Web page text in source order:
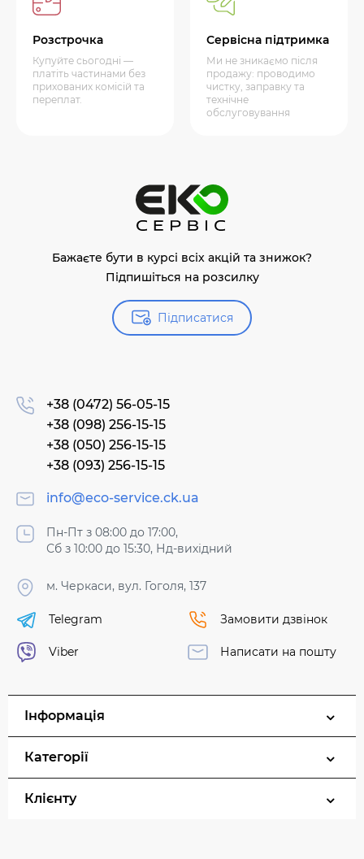
Розстрочка
Купуйте сьогодні —
платіть частинами без
прихованих комісій та
переплат.
Сервісна підтримка
Ми не зникаємо після
продажу: проводимо
чистку, заправку та
технічне
обслуговування
Бажаєте бути в курсі всіх акцій та знижок?
Підпишіться на розсилку
Підписатися
+38 (0472) 56-05-15
+38 (098) 256-15-15
+38 (050) 256-15-15
+38 (093) 256-15-15
info@eco-service.ck.ua
Пн-Пт з 08:00 до 17:00,
Сб з 10:00 до 15:30, Нд-вихідний
м. Черкаси, вул. Гоголя, 137
Telegram
Viber
Замовити дзвінок
Написати на пошту
Інформація
Категорії
Клієнту